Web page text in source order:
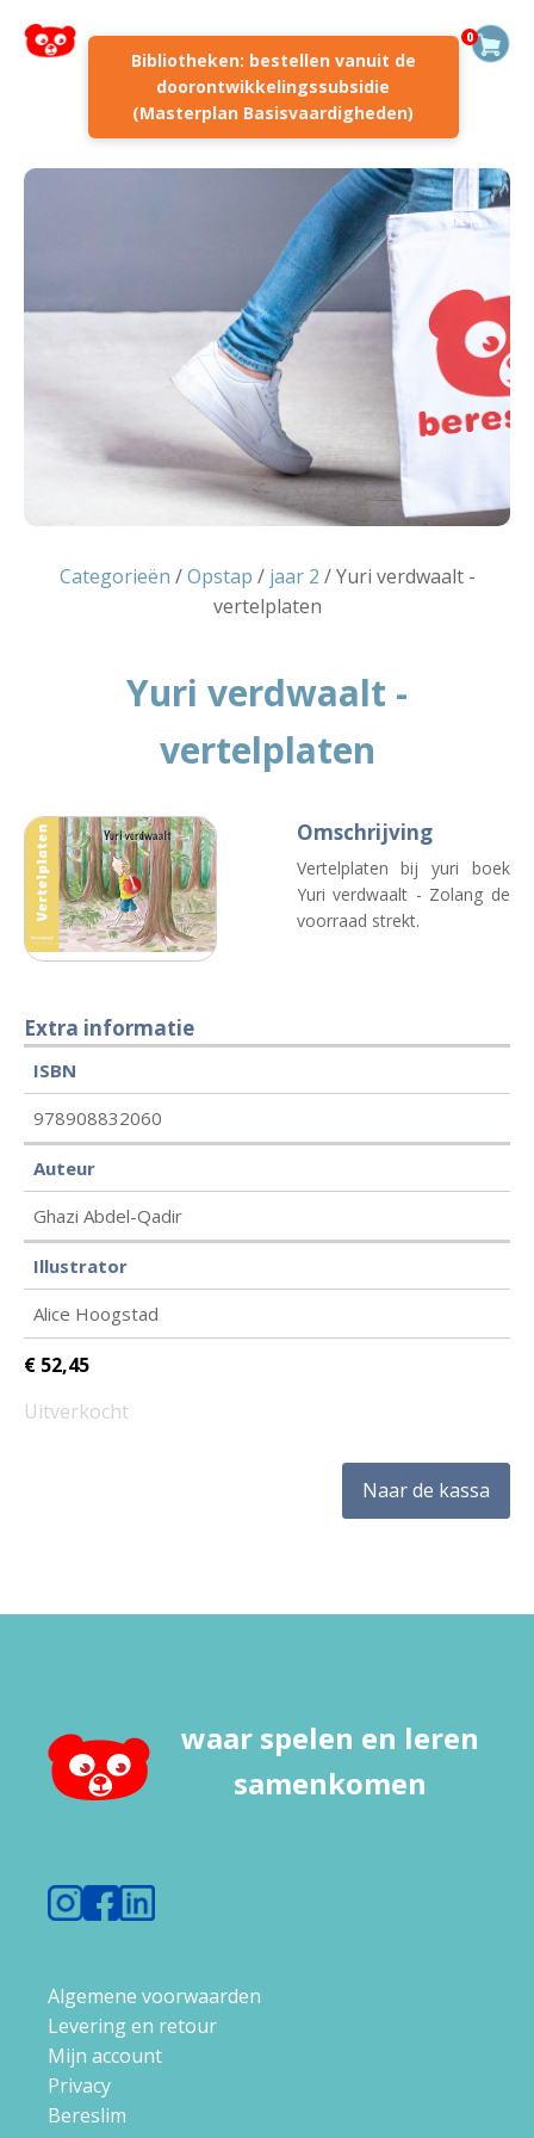
Bibliotheken: bestellen vanuit de
doorontwikkelingssubsidie
(Masterplan Basisvaardigheden)
0
Categorieën /Opstap / jaar 2 / Yuri verdwaalt -
vertelplaten
Yuri verdwaalt -
vertelplaten
Omschrijving
Vertelplaten bij yuri boek
Yuri verdwaalt - Zolang de
voorraad strekt.
Extra informatie
ISBN
978908832060
Auteur
Ghazi Abdel-Qadir
Illustrator
Alice Hoogstad
€ 52,45
Uitverkocht
Naar de kassa
waar spelen en leren
samenkomen
Algemene voorwaarden
Levering en retour
Mijn account
Privacy
Bereslim